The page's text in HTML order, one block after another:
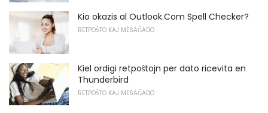
Kio okazis al Outlook.Com Spell Checker?
RETPOŜTO KAJ MESAĜADO
Kiel ordigi retpoŝtojn per dato ricevita en
Thunderbird
RETPOŜTO KAJ MESAĜADO